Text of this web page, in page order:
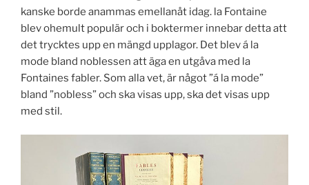
kanske borde anammas emellanåt idag. la Fontaine
blev ohemult populär och i boktermer innebar detta att
det trycktes upp en mängd upplagor. Det blev á la
mode bland noblessen att äga en utgåva med la
Fontaines fabler. Som alla vet, är något ”á la mode”
bland ”nobless” och ska visas upp, ska det visas upp
med stil.